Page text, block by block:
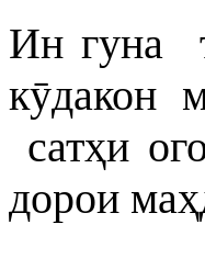
Ин гуна
кӯдакон
сатҳи
дорои